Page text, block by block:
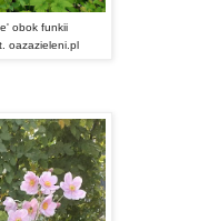
obok funkii
oazazieleni.pl